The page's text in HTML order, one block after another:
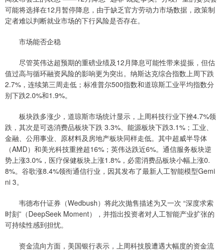
可能将选择在12月暂停降息，由于缺乏官方劳动力市场数据，政策制
定者难以判断就业市场的下行风险是否存在。
市场能否企稳
尽管英伟达超预期的重磅业绩及12月降息可能性带来提振，但估
值过高与循环融资风险的影响更为突出。纳斯达克综合指数上周下跌
2.7%，连续第三周走低；标准普尔500指数和道琼斯工业平均指数分
别下跌2.0%和1.9%。
板块跌多涨少，道琼斯市场统计显示，上周科技行业下挫4.7%领
跌，其次是可选消费品板块下跌 3.3%、能源板块下跌3.1%；工业、
金融、公用事业、原材料及房地产板块同样走低。其中超威半导体
（AMD）和美光科技重挫超16%；英伟达跌近6%。通信服务板块逆
势上涨3.0%，医疗保健板块上涨1.8%，必需消费品板块小幅上涨0.
8%。谷歌涨8.4%领衔通信行业，因其发布了最新人工智能模型Gemi
ni 3。
韦德布什证券（Wedbush）将此次抛售描述为又一次 “深度求索
时刻”（DeepSeek Moment），并指出投资者对人工智能产业扩张的
可持续性感到担忧。
资金流向方面，美国银行表示，上周科技股遭遇大幅度的资金流